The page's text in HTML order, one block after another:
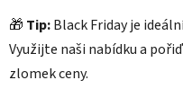
🎁 Tip:Black Friday je
Využijte naši nabídku a
zlomek ceny.